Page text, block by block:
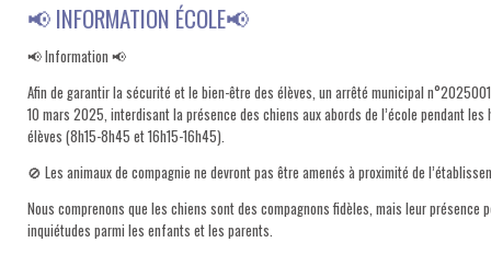
📢 INFORMATION ÉCOLE📢
📢 Information 📢
Afin de garantir la sécurité et le bien-être des élèves, un arrêté municipal
10 mars 2025, interdisant la présence des chiens aux abords de l’école pendant les
élèves (8h15-8h45 et 16h15-16h45).
🚫 Les animaux de compagnie ne devront pas être amenés à proximité de
Nous comprenons que les chiens sont des compagnons fidèles, mais leur présence
inquiétudes parmi les enfants et les parents.